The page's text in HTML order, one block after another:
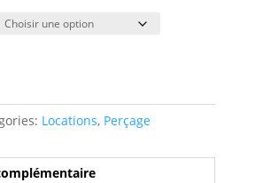
prix :
$30.00
Locations, Perçage